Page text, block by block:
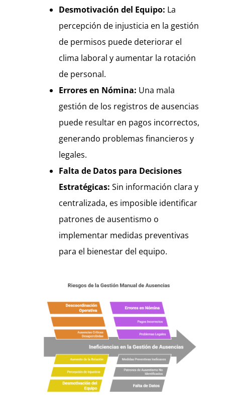
Desmotivación del Equipo: La
percepción de injusticia en la gestión
de permisos puede deteriorar el
clima laboral y aumentar la rotación
de personal.
Errores en Nómina: Una mala
gestión de los registros de ausencias
puede resultar en pagos incorrectos,
generando problemas financieros y
legales.
Falta de Datos para Decisiones
Estratégicas: Sin información clara y
centralizada, es imposible identificar
patrones de ausentismo o
implementar medidas preventivas
para el bienestar del equipo.